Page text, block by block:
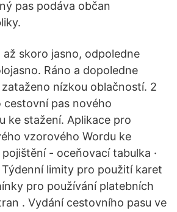
pas podáva občan
až skoro jasno, odpoledne
Ráno a dopoledne
nízkou oblačností. 2
cestovní pas nového
ke stažení. Aplikace pro
vzorového Wordu ke
- oceňovací tabulka ·
limity pro použití karet
pro používání platebních
. Vydání cestovního pasu ve